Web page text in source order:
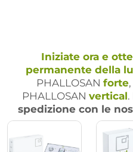
Iniziate ora e
permanente della
PHALLOSAN forte
PHALLOSAN vertical.
spedizione con le